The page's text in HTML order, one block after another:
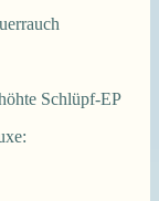
Schlüpf-EP